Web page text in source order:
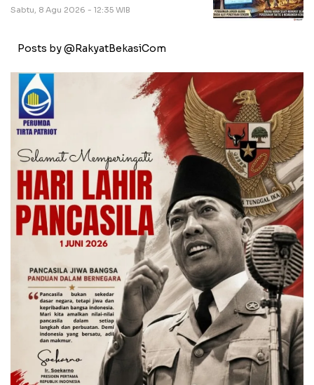
Sabtu, 8 Agu 2026 - 12:35 WIB
Posts by @RakyatBekasiCom